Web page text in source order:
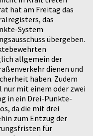
hat am Freitag das
das
System
übergeben.
allgemein der
dienen und
haben. Zudem
mit einem oder zwei
in ein Drei-Punkte-
da die mit drei
zum Entzug der
für